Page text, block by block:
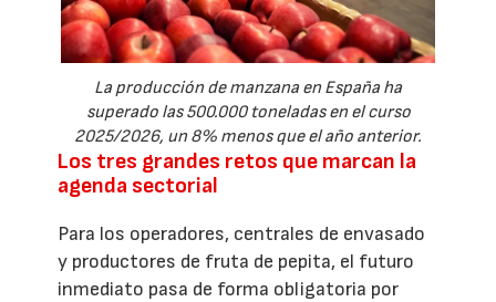
La producción de manzana en España ha
superado las 500.000 toneladas en el curso
2025/2026, un 8% menos que el año anterior.
Los tres grandes retos que marcan la
agenda sectorial
Para los operadores, centrales de envasado
y productores de fruta de pepita, el futuro
inmediato pasa de forma obligatoria por